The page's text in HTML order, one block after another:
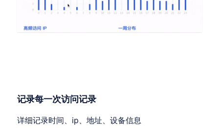
记录每一次访问记录
详细记录时间、ip、地址、设备信息